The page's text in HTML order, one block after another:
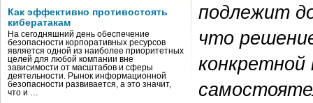
Как эффективно противостоять
кибератакам
На сегодняшний день обеспечение
безопасности корпоративных ресурсов
является одной из наиболее приоритетных
целей для любой компании вне
зависимости от масштабов и сферы
деятельности. Рынок информационной
безопасности развивается, а это значит,
что и …
подлежит
что